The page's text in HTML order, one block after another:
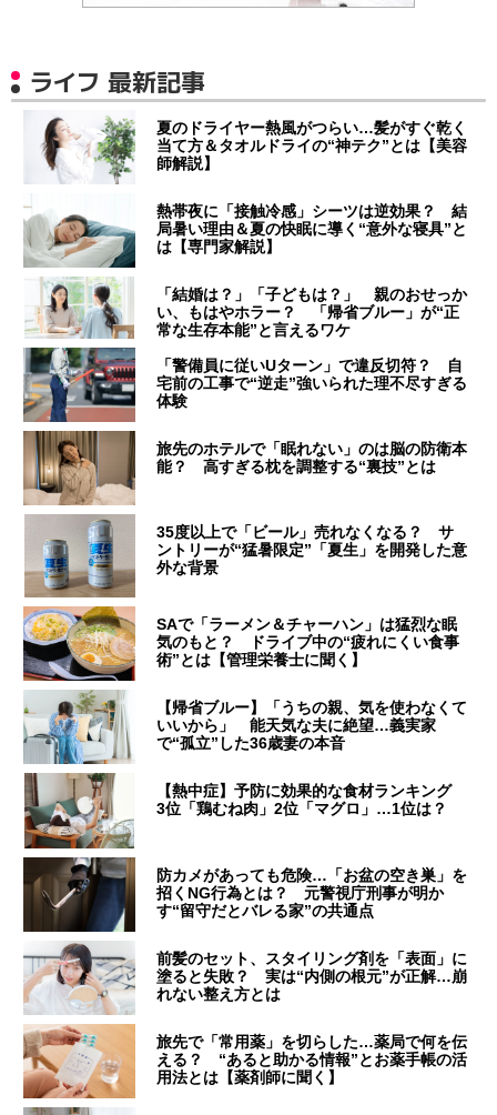
ライフ 最新記事
夏のドライヤー熱風がつらい…髪がすぐ乾く
当て方＆タオルドライの“神テク”とは【美容
師解説】
熱帯夜に「接触冷感」シーツは逆効果？ 結
局暑い理由＆夏の快眠に導く“意外な寝具”と
は【専門家解説】
「結婚は？」「子どもは？」 親のおせっか
い、もはやホラー？ 「帰省ブルー」が“正
常な生存本能”と言えるワケ
「警備員に従いUターン」で違反切符？ 自
宅前の工事で“逆走”強いられた理不尽すぎる
体験
旅先のホテルで「眠れない」のは脳の防衛本
能？ 高すぎる枕を調整する“裏技”とは
35度以上で「ビール」売れなくなる？ サ
ントリーが“猛暑限定”「夏生」を開発した意
外な背景
SAで「ラーメン＆チャーハン」は猛烈な眠
気のもと？ ドライブ中の“疲れにくい食事
術”とは【管理栄養士に聞く】
【帰省ブルー】「うちの親、気を使わなくて
いいから」 能天気な夫に絶望…義実家
で“孤立”した36歳妻の本音
【熱中症】予防に効果的な食材ランキング
3位「鶏むね肉」2位「マグロ」…1位は？
防カメがあっても危険…「お盆の空き巣」を
招くNG行為とは？ 元警視庁刑事が明か
す“留守だとバレる家”の共通点
前髪のセット、スタイリング剤を「表面」に
塗ると失敗？ 実は“内側の根元”が正解…崩
れない整え方とは
旅先で「常用薬」を切らした…薬局で何を伝
える？ “あると助かる情報”とお薬手帳の活
用法とは【薬剤師に聞く】